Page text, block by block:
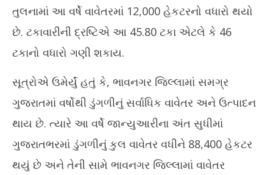
તુલનામાં આ વર્ષે વાવેતરમાં 12,000 હેકટરનો વધારો થયો
છે. ટકાવારીની દ્રષ્ટિએ આ 45.80 ટકા એટલે કે 46
ટકાનો વધારો ગણી શકાય.
સૂત્રોએ ઉમેર્યું હતું કે, ભાવનગર જિલ્લામાં સમગ્ર
ગુજરાતમાં વર્ષોથી ડુંગળીનું સર્વાધિક વાવેતર અને ઉત્પાદન
થાય છે. ત્યારે આ વર્ષે જાન્યુઆરીના અંત સુધીમાં
ગુજરાતભરમાં ડુંગળીનું કુલ વાવેતર વધીને 88,400 હેકટર
થયું છે અને તેની સામે ભાવનગર જિલ્લામાં વાવેતર